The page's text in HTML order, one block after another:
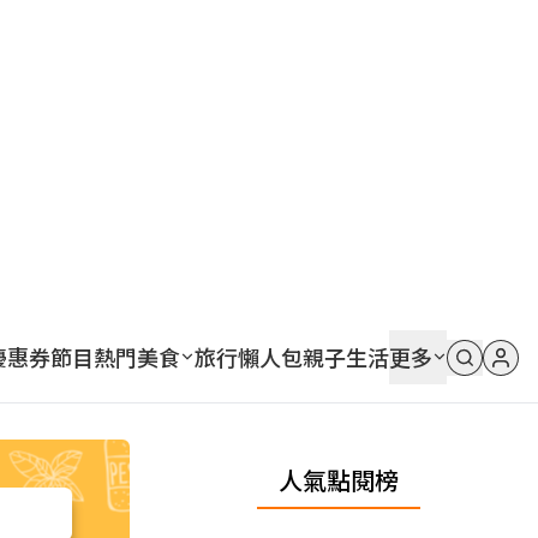
惠券節目熱門美食 旅行懶人包親子生活更多
人氣點閱榜